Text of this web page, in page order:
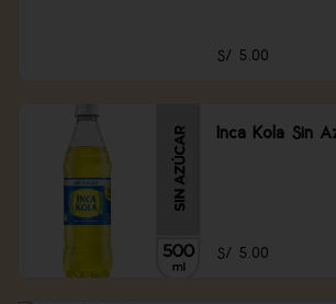
S/ 5.00
Inca Kola Sin
S/ 5.00